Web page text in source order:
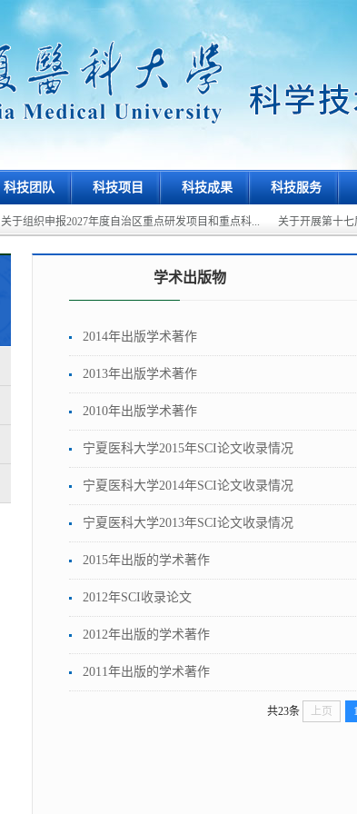
科技团队 科技项目 科技成果 科技服务
关于组织申报2027年度自治区重点研发项目和重点科... 关于开展第十七
学术出版物
2014年出版学术著作
2013年出版学术著作
2010年出版学术著作
宁夏医科大学2015年SCI论文收录情况
宁夏医科大学2014年SCI论文收录情况
宁夏医科大学2013年SCI论文收录情况
2015年出版的学术著作
2012年SCI收录论文
2012年出版的学术著作
2011年出版的学术著作
共23条 上页 1